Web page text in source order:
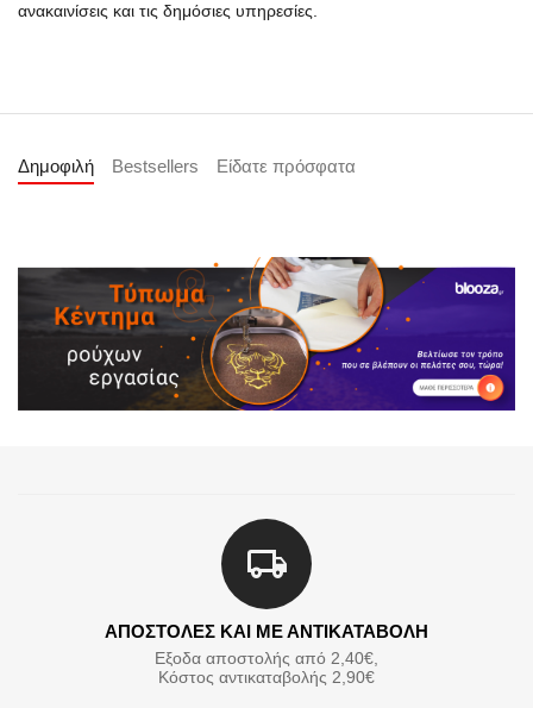
ανακαινίσεις και τις δημόσιες υπηρεσίες.
Δημοφιλή Bestsellers Είδατε πρόσφατα
ΑΠΟΣΤΟΛΕΣ ΚΑΙ ΜΕ ΑΝΤΙΚΑΤΑΒΟΛΗ
Εξοδα αποστολής από 2,40€,
Κόστος αντικαταβολής 2,90€